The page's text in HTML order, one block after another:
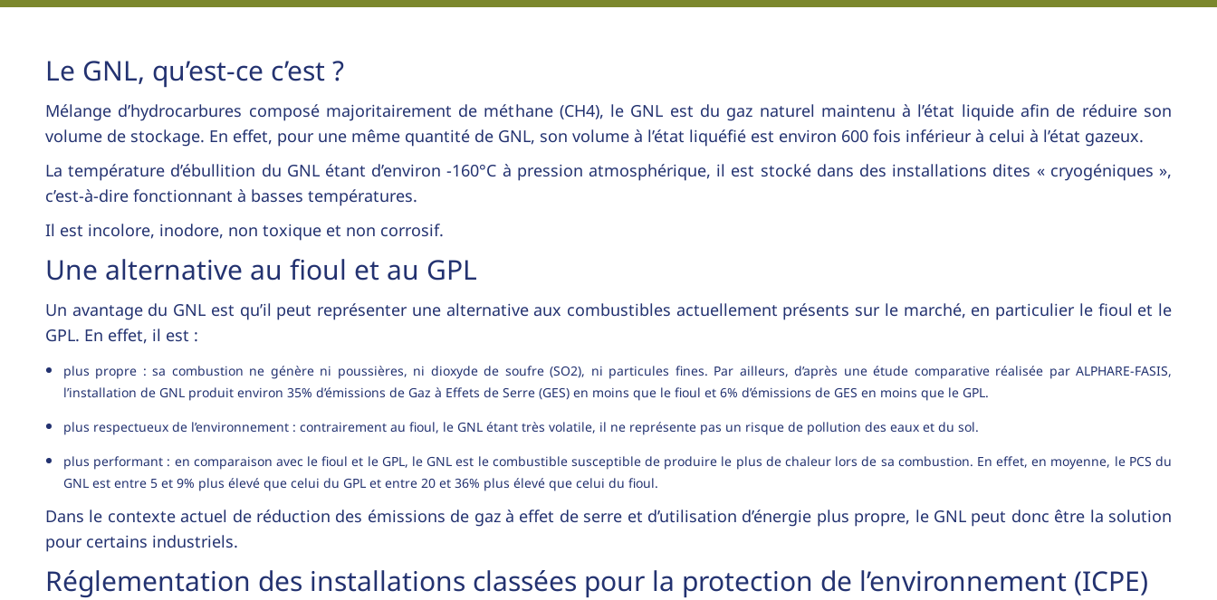
Le GNL, qu’est-ce c’est ?
Mélange d’hydrocarbures composé majoritairement de méthane (CH4), le GNL est du gaz naturel maintenu à l’état liquide afin de réduire son
volume de stockage. En effet, pour une même quantité de GNL, son volume à l’état liquéfié est environ 600 fois inférieur à celui à l’état gazeux.
La température d’ébullition du GNL étant d’environ -160°C à pression atmosphérique, il est stocké dans des installations dites « cryogéniques »,
c’est-à-dire fonctionnant à basses températures.
Il est incolore, inodore, non toxique et non corrosif.
Une alternative au fioul et au GPL
Un avantage du GNL est qu’il peut représenter une alternative aux combustibles actuellement présents sur le marché, en particulier le fioul et le
GPL. En effet, il est :
plus propre : sa combustion ne génère ni poussières, ni dioxyde de soufre (SO2), ni particules fines. Par ailleurs, d’après une étude comparative réalisée par ALPHARE-FASIS,
l’installation de GNL produit environ 35% d’émissions de Gaz à Effets de Serre (GES) en moins que le fioul et 6% d’émissions de GES en moins que le GPL.
plus respectueux de l’environnement : contrairement au fioul, le GNL étant très volatile, il ne représente pas un risque de pollution des eaux et du sol.
plus performant : en comparaison avec le fioul et le GPL, le GNL est le combustible susceptible de produire le plus de chaleur lors de sa combustion. En effet, en moyenne, le PCS du
GNL est entre 5 et 9% plus élevé que celui du GPL et entre 20 et 36% plus élevé que celui du fioul.
Dans le contexte actuel de réduction des émissions de gaz à effet de serre et d’utilisation d’énergie plus propre, le GNL peut donc être la solution
pour certains industriels.
Réglementation des installations classées pour la protection de l’environnement (ICPE)